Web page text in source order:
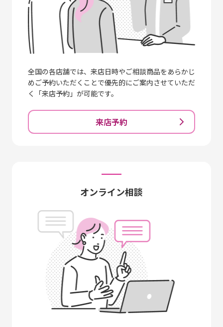
全国の各店舗では、来店日時やご相談商品をあらかじ
めご予約いただくことで優先的にご案内させていただ
く「来店予約」が可能です。
来店予約
オンライン相談